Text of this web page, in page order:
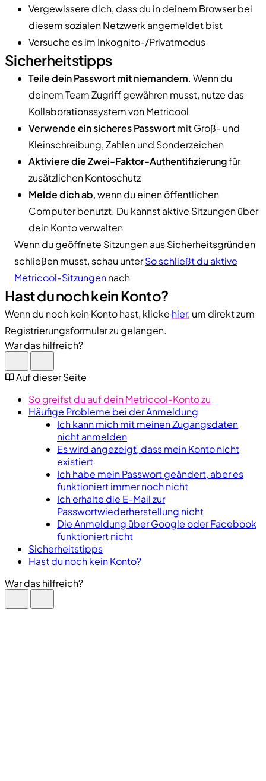
Vergewissere dich, dass du in deinem Browser bei
diesem sozialen Netzwerk angemeldet bist
Versuche es im Inkognito-/Privatmodus
Sicherheitstipps
Teile dein Passwort mit niemandem. Wenn du
deinem Team Zugriff gewähren musst, nutze das
Kollaborationssystem von Metricool
Verwende ein sicheres Passwortmit Groß- und
Kleinschreibung, Zahlen und Sonderzeichen
Aktiviere die Zwei-Faktor-Authentifizierungfür
zusätzlichen Kontoschutz
Melde dich ab, wenn du einen öffentlichen
Computer benutzt. Du kannst aktive Sitzungen über
dein Konto verwalten
Wenn du geöffnete Sitzungen aus Sicherheitsgründen
schließen musst, schau unterSo schließt du aktive
Metricool-Sitzungennach
Hast du noch kein Konto?
Wenn du noch kein Konto hast, klicke hier, um direkt zum
Registrierungsformular zu gelangen.
War das hilfreich?
Auf dieser Seite
So greifst du auf dein Metricool-Konto zu
Häufige Probleme bei der Anmeldung
Ich kann mich mit meinen Zugangsdaten
nicht anmelden
Es wird angezeigt, dass mein Konto nicht
existiert
Ich habe mein Passwort geändert, aber es
funktioniert immer noch nicht
Ich erhalte die E-Mail zur
Passwortwiederherstellung nicht
Die Anmeldung über Google oder Facebook
funktioniert nicht
Sicherheitstipps
Hast du noch kein Konto?
War das hilfreich?